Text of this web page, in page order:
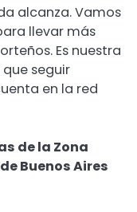
alcanza. Vamos
llevar más
Es nuestra
seguir
en la red
de la Zona
Buenos Aires